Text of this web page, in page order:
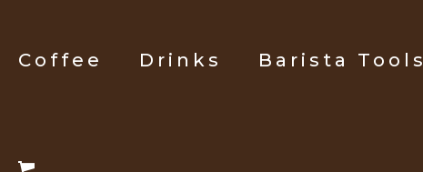
Coffee Drinks Barista Tools